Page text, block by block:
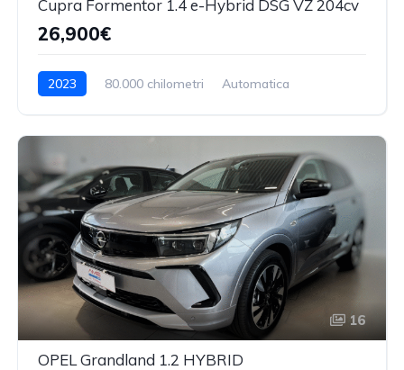
Cupra Formentor 1.4 e-Hybrid DSG VZ 204cv
26,900€
2023 80.000 chilometri
Automatica
16
OPEL Grandland 1.2 HYBRID